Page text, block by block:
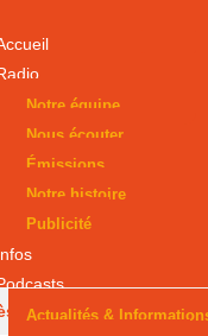
Notre équipe
Nous écouter
Émissions
Notre histoire
Publicité
Actualités &
une tentative